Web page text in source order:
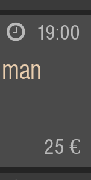
19:00
25 €